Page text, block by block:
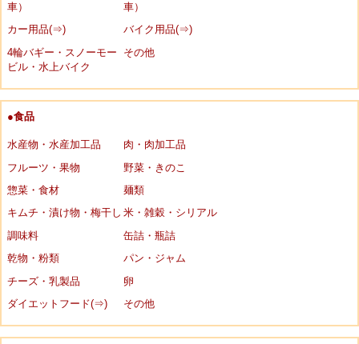
車）
車）
カー用品(⇒)
バイク用品(⇒)
4輪バギー・スノーモー
ビル・水上バイク
その他
●食品
水産物・水産加工品
肉・肉加工品
フルーツ・果物
野菜・きのこ
惣菜・食材
麺類
キムチ・漬け物・梅干し 米・雑穀・シリアル
調味料
缶詰・瓶詰
乾物・粉類
パン・ジャム
チーズ・乳製品
卵
ダイエットフード(⇒)
その他